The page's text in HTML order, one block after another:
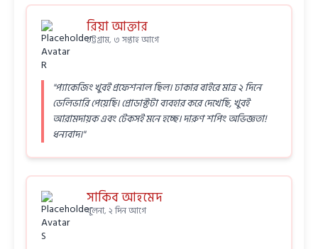
রিয়া আক্তার
চট্টগ্রাম, ৩ সপ্তাহ আগে
"প্যাকেজিং খুবই প্রফেশনাল ছিল। ঢাকার বাইরে মাত্র ২ দিনে
ডেলিভারি পেয়েছি। প্রোডাক্টটা ব্যবহার করে দেখেছি, খুবই
আরামদায়ক এবং টেকসই মনে হচ্ছে। দারুণ শপিং অভিজ্ঞতা!
ধন্যবাদ।"
সাকিব আহমেদ
খুলনা, ২ দিন আগে